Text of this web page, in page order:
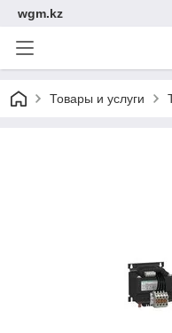
wgm.kz
Товары и услуги